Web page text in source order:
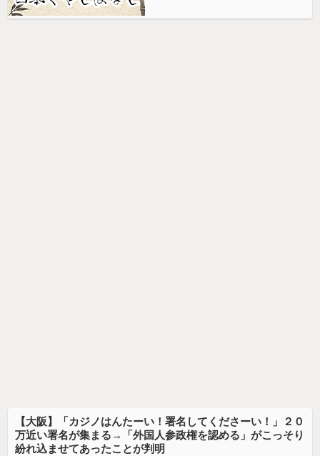
【大阪】「カジノはんたーい！署名してくださーい！」２０
万近い署名が集まる→「外国人参政権を認める」がこっそり
紛れ込ませてあったことが判明